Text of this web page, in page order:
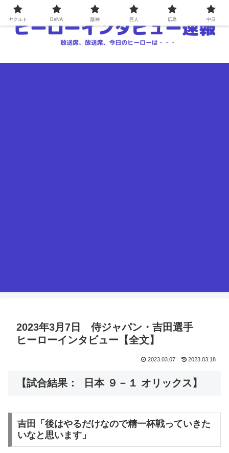
2023年3月7日 侍ジャパン・吉田選手
ヒーローインタビュー【全文】
2023.03.07 2023.03.18
【試合結果： 日本 ９－１ オリックス】
吉田「後はやるだけなので精一杯戦っていきた
いなと思います」
ヤクルト DeNA 阪神 巨人 広島 中日